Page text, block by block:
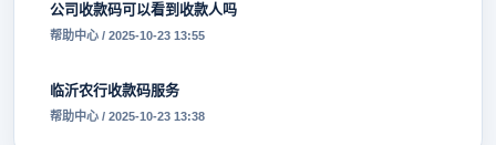
公司收款码可以看到收款人吗
帮助中心 / 2025-10-23 13:55
临沂农行收款码服务
帮助中心 / 2025-10-23 13:38